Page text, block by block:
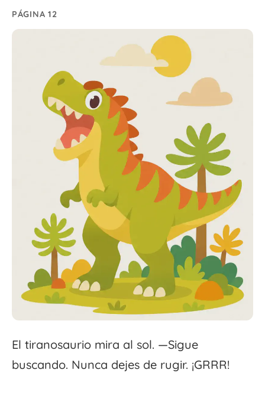
PÁGINA 12
El tiranosaurio mira al sol. —Sigue
buscando. Nunca dejes de rugir. ¡GRRR!